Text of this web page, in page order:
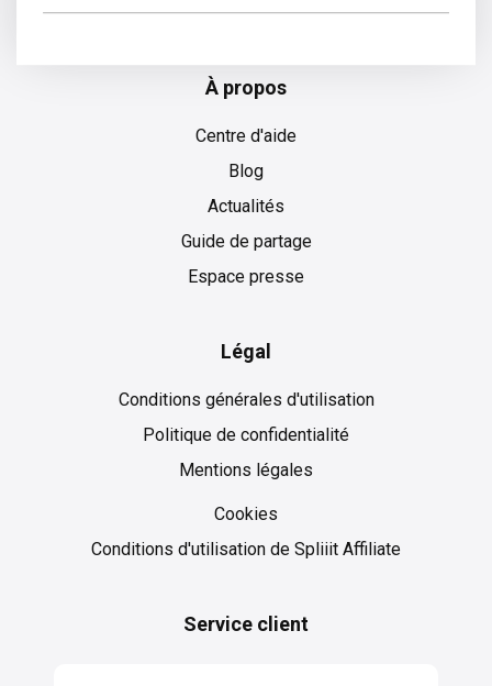
À propos
Centre d'aide
Blog
Actualités
Guide de partage
Espace presse
Légal
Conditions générales d'utilisation
Politique de confidentialité
Mentions légales
Cookies
Conditions d'utilisation de Spliiit Affiliate
Service client